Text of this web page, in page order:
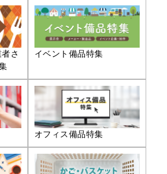
さ
イベント備品特集
オフィス備品特集